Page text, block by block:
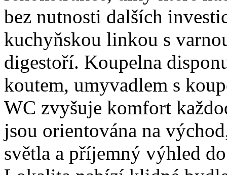
bez nutnosti dalších
kuchyňskou linkou s
digestoří. Koupelna
koutem, umyvadlem s
WC zvyšuje komfort
jsou orientována na
světla a příjemný výhled